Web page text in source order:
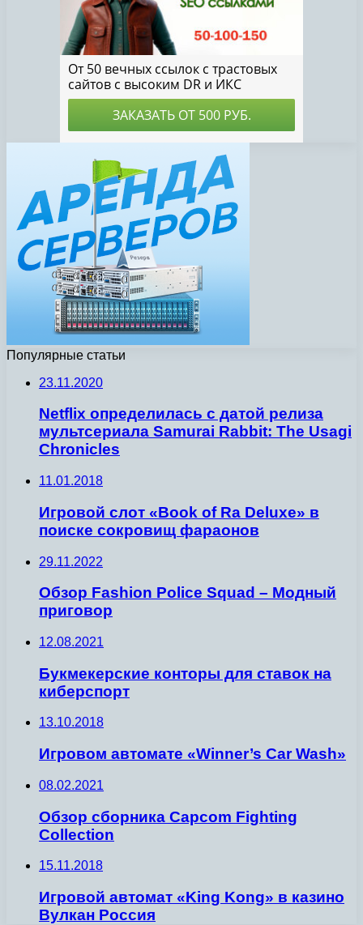
Популярные статьи
23.11.2020
Netflix определилась с датой релиза
мультсериала Samurai Rabbit: The Usagi
Chronicles
11.01.2018
Игровой слот «Book of Ra Deluxe» в
поиске сокровищ фараонов
29.11.2022
Обзор Fashion Police Squad – Модный
приговор
12.08.2021
Букмекерские конторы для ставок на
киберспорт
13.10.2018
Игровом автомате «Winner’s Car Wash»
08.02.2021
Обзор сборника Capcom Fighting
Collection
15.11.2018
Игровой автомат «King Kong» в казино
Вулкан Россия